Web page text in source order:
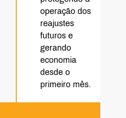
operação dos
reajustes
futuros e
gerando
economia
desde o
primeiro mês.